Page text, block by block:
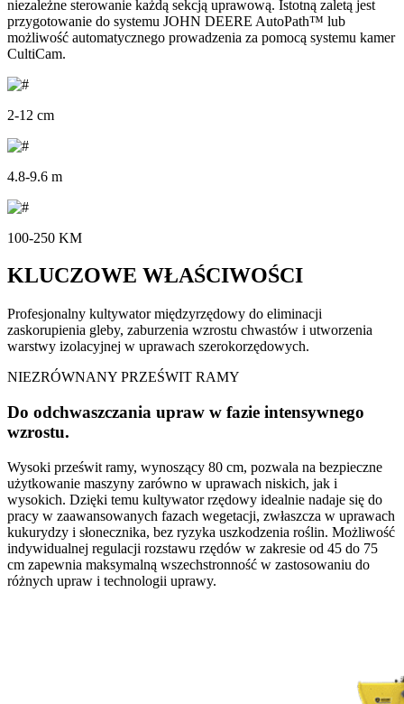
niezależne sterowanie każdą sekcją uprawową. Istotną zaletą jest
przygotowanie do systemu JOHN DEERE AutoPath™ lub
możliwość automatycznego prowadzenia za pomocą systemu kamer
CultiCam.
2-12 cm
4.8-9.6 m
100-250 KM
KLUCZOWE WŁAŚCIWOŚCI
Profesjonalny kultywator międzyrzędowy do eliminacji
zaskorupienia gleby, zaburzenia wzrostu chwastów i utworzenia
warstwy izolacyjnej w uprawach szerokorzędowych.
NIEZRÓWNANY PRZEŚWIT RAMY
Do odchwaszczania upraw w fazie intensywnego
wzrostu.
Wysoki prześwit ramy, wynoszący 80 cm, pozwala na bezpieczne
użytkowanie maszyny zarówno w uprawach niskich, jak i
wysokich. Dzięki temu kultywator rzędowy idealnie nadaje się do
pracy w zaawansowanych fazach wegetacji, zwłaszcza w uprawach
kukurydzy i słonecznika, bez ryzyka uszkodzenia roślin. Możliwość
indywidualnej regulacji rozstawu rzędów w zakresie od 45 do 75
cm zapewnia maksymalną wszechstronność w zastosowaniu do
różnych upraw i technologii uprawy.